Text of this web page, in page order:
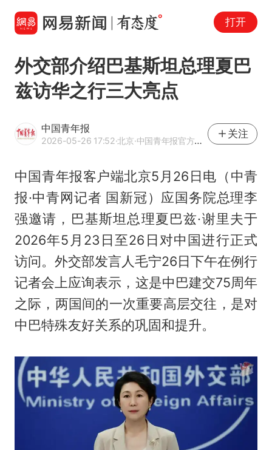
打开
外交部介绍巴基斯坦总理夏巴
兹访华之行三大亮点
中国青年报
2026-05-26 17:52·北京·中国青年报官方网易号
关注
中国青年报客户端北京5月26日电（中青
报·中青网记者 国新冠）应国务院总理李
强邀请，巴基斯坦总理夏巴兹·谢里夫于
2026年5月23日至26日对中国进行正式
访问。外交部发言人毛宁26日下午在例行
记者会上应询表示，这是中巴建交75周年
之际，两国间的一次重要高层交往，是对
中巴特殊友好关系的巩固和提升。